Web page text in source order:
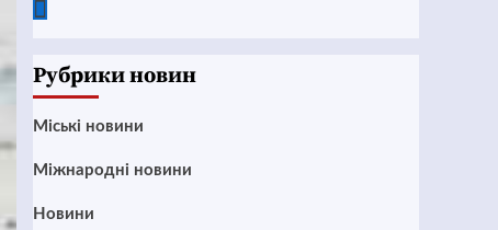
Рубрики новин
Mіські новини
Міжнародні новини
Новини